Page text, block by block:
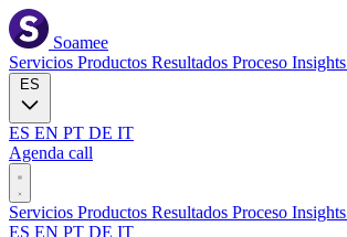
Soamee
Servicios Productos Resultados Proceso Insights
ES EN PT DE IT
Agenda call
Servicios Productos Resultados Proceso Insights
ES EN PT DE IT